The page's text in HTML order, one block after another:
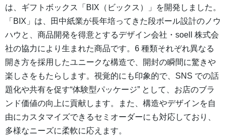
は、ギフトボックス「BIX（ビックス）」を開発しました。
「BIX」は、田中紙業が長年培ってきた段ボール設計のノウ
ハウと、商品開発を得意とするデザイン会社・soell 株式会
社の協力により生まれた商品です。6 種類それぞれ異なる
開き方を採用したユニークな構造で、開封の瞬間に驚きや
楽しさをもたらします。視覚的にも印象的で、SNS での話
題化や共有を促す“体験型パッケージ” として、お店のブラ
ンド価値の向上に貢献します。また、構造やデザインを自
由にカスタマイズできるセミオーダーにも対応しており、
多様なニーズに柔軟に応えます。